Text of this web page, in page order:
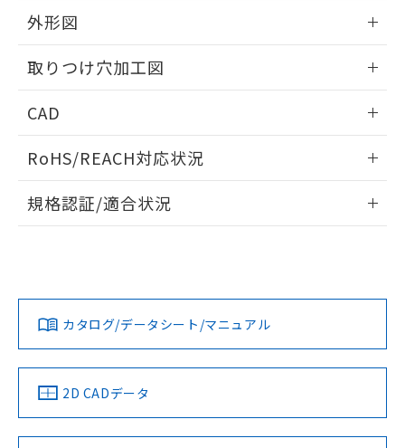
外形図
取りつけ穴加工図
CAD
ドすることができます。
ログイン/会員登録
ダウンロードデータをご利用いただく前に、以下を必ずお読
みください。
ソフトウェアの使用条件
RoHS/REACH対応状況
EU RoHS 注意事項・凡例
対応済み
中国 RoHS 注意事項・凡例
規格認証/適合状況
LR型式承認
（イギリス
船舶規格）
DNV型式承認
（ノルウェー
BV型式承認
（フランス
KR型式
（韓国
No No No No
カタログ/データシート/マニュアル
2D CADデータ
り、2022年1月12日より割愛しておりま
す。